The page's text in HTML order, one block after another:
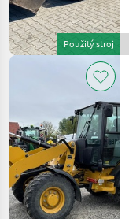
Použitý stroj